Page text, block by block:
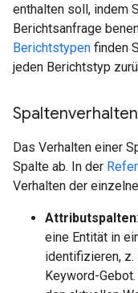
enthalten soll, indem
Berichtsanfrage
Berichtstypen finden
jeden Berichtstyp
Spaltenverhalten
Das Verhalten einer
Spalte ab. In der
Verhalten der
Attributspalten
eine Entität in
identifizieren, z.
Keyword-